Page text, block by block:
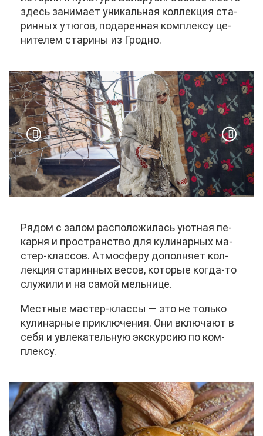
здесь за­ни­ма­ет уни­каль­ная кол­лек­ция ста­
рин­ных утю­гов, по­да­рен­ная ком­плек­су це­
ни­те­лем ста­ри­ны из Грод­но.
Ря­дом с за­лом рас­по­ло­жи­лась уют­ная пе­
кар­ня и про­стран­ство для ку­ли­нар­ных ма­
стер-клас­сов. Ат­мо­сфе­ру до­пол­ня­ет кол­
лек­ция ста­рин­ных ве­сов, ко­то­рые ко­гда-то
слу­жи­ли и на са­мой мель­ни­це.
Мест­ные ма­стер-клас­сы — это не толь­ко
ку­ли­нар­ные при­клю­че­ния. Они вклю­ча­ют в
се­бя и увле­ка­тель­ную экс­кур­сию по ком­
плек­су.